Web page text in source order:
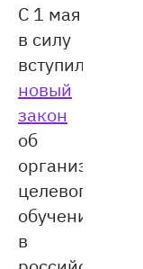
С 1 мая
в силу
вступил
новый
закон
об
организации
целевого
обучения
в